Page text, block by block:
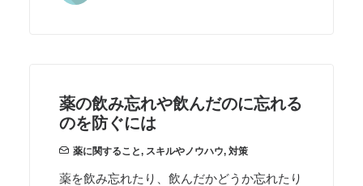
薬の飲み忘れや飲んだのに忘れる
のを防ぐには
薬に関すること, スキルやノウハウ, 対策
薬を飲み忘れたり、飲んだかどうか忘れたり